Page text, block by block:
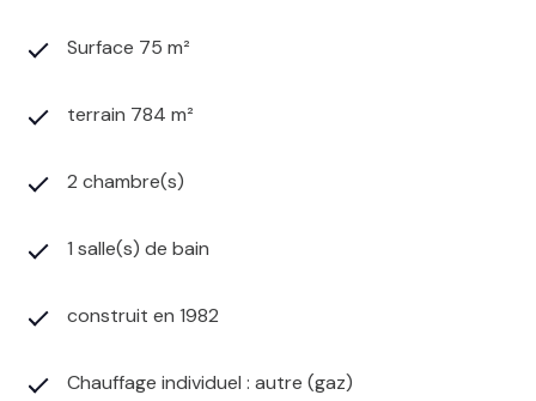
Surface 75 m²
terrain 784 m²
2 chambre(s)
1 salle(s) de bain
construit en 1982
Chauffage individuel : autre (gaz)